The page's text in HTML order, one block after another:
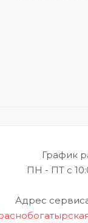
График
ПН - ПТ с
Адрес